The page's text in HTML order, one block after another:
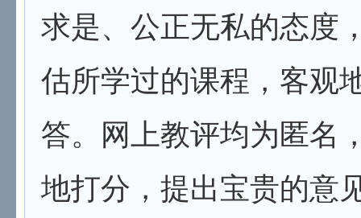
求是、公正无私的态度
估所学过的课程，客观
答。网上教评均为匿名
地打分，提出宝贵的意